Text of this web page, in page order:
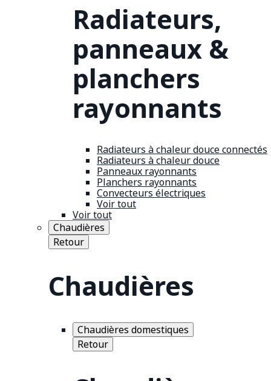
Radiateurs,
panneaux &
planchers
rayonnants
Radiateurs à chaleur douce connectés
Radiateurs à chaleur douce
Panneaux rayonnants
Planchers rayonnants
Convecteurs électriques
Voir tout
Voir tout
Chaudières
Retour
Chaudières
Chaudières domestiques
Retour